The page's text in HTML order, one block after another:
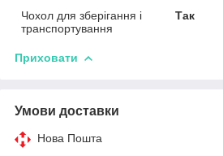
Чохол для зберігання і
транспортування
Так
Приховати
Умови доставки
Нова Пошта